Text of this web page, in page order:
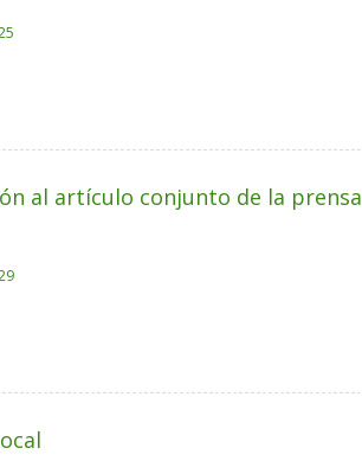
al artículo conjunto de la prensa